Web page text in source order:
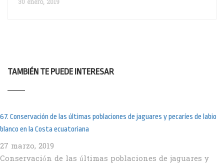
30 enero, 2019
TAMBIÉN TE PUEDE INTERESAR
67. Conservación de las últimas poblaciones de jaguares y pecaríes de labio
blanco en la Costa ecuatoriana
27 marzo, 2019
Conservación de las últimas poblaciones de jaguares y